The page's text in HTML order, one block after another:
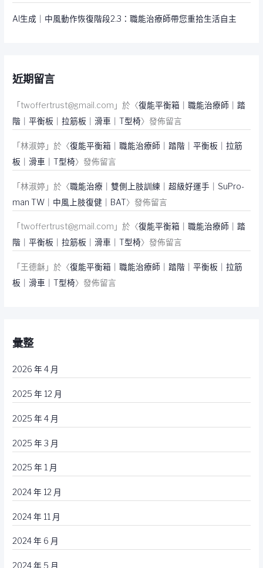
AI生成｜中風動作恢復階段2.3：職能治療師帶您重拾生活自主
近期留言
「twoffertrust@gmail.com 」於〈復能平衡箱｜職能治療師｜踏
階｜平衡板｜拉筋板｜滑車｜T型椅〉發佈留言
「林淑婷 」於〈復能平衡箱｜職能治療師｜踏階｜平衡板｜拉筋
板｜滑車｜T型椅〉發佈留言
「林淑婷 」於〈職能治療｜雙側上肢訓練｜超級好運手｜SuPro-
man TW｜中風上肢復健｜BAT〉發佈留言
「twoffertrust@gmail.com 」於〈復能平衡箱｜職能治療師｜踏
階｜平衡板｜拉筋板｜滑車｜T型椅〉發佈留言
「 王德龢 」於〈復能平衡箱｜職能治療師｜踏階｜平衡板｜拉筋
板｜滑車｜T型椅〉發佈留言
彙整
2026 年 4 月
2025 年 12 月
2025 年 4 月
2025 年 3 月
2025 年 1 月
2024 年 12 月
2024 年 11 月
2024 年 6 月
2024 年 5 月